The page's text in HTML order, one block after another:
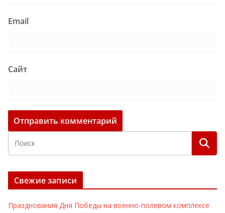
Email
Сайт
Свежие записи
Празднования Дня Победы на военно-полевом комплексе